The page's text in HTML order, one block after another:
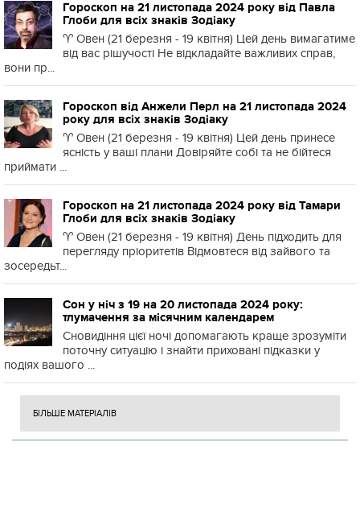
Гороскоп на 21 листопада 2024 року від Павла
Глоби для всіх знаків Зодіаку
♈️ Овен (21 березня - 19 квітня) Цей день вимагатиме
від вас рішучості Не відкладайте важливих справ,
вони пр...
Гороскоп від Анжели Перл на 21 листопада 2024
року для всіх знаків Зодіаку
♈️ Овен (21 березня - 19 квітня) Цей день принесе
ясність у ваші плани Довіряйте собі та не бійтеся
приймати ...
Гороскоп на 21 листопада 2024 року від Тамари
Глоби для всіх знаків Зодіаку
♈️ Овен (21 березня - 19 квітня) День підходить для
перегляду пріоритетів Відмовтеся від зайвого та
зосередьт...
Сон у ніч з 19 на 20 листопада 2024 року:
тлумачення за місячним календарем
Сновидіння цієї ночі допомагають краще зрозуміти
поточну ситуацію і знайти приховані підказки у
подіях вашого ...
БІЛЬШЕ МАТЕРІАЛІВ